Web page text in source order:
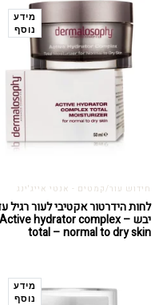
מידע
נוסף
חידוש עור/קמטים - אנטי אייג'ינג
לחות הידרטור אקטיבי לעור רגיל
יבש – Active hydrator complex
total – normal to dry skin
מידע
נוסף